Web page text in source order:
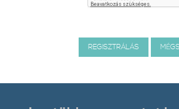
REGISZTRÁLÁS